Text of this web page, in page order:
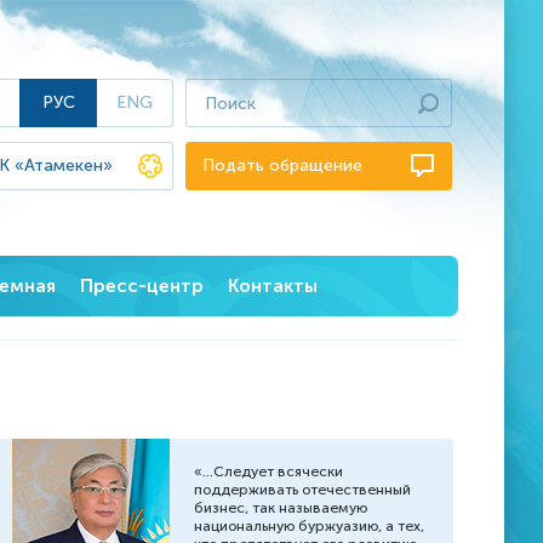
РУС ENG
Подать обращение
«Атамекен»
Пресс-центр
Фотогалерея
Видео
Контакты
«...Следует всячески
поддерживать отечественный
бизнес, так называемую
национальную буржуазию, а тех,